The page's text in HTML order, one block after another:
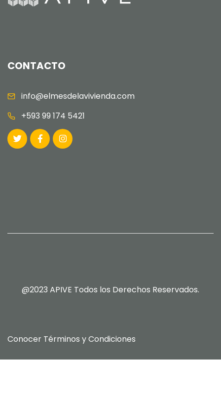
CONTACTO
info@elmesdelavivienda.com
+593 99 174 5421
@2023 APIVE Todos los Derechos Reservados.
Conocer Términos y Condiciones